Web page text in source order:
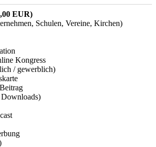
EUR)
Schulen, Vereine, Kirchen)
Kongress
/ gewerblich)